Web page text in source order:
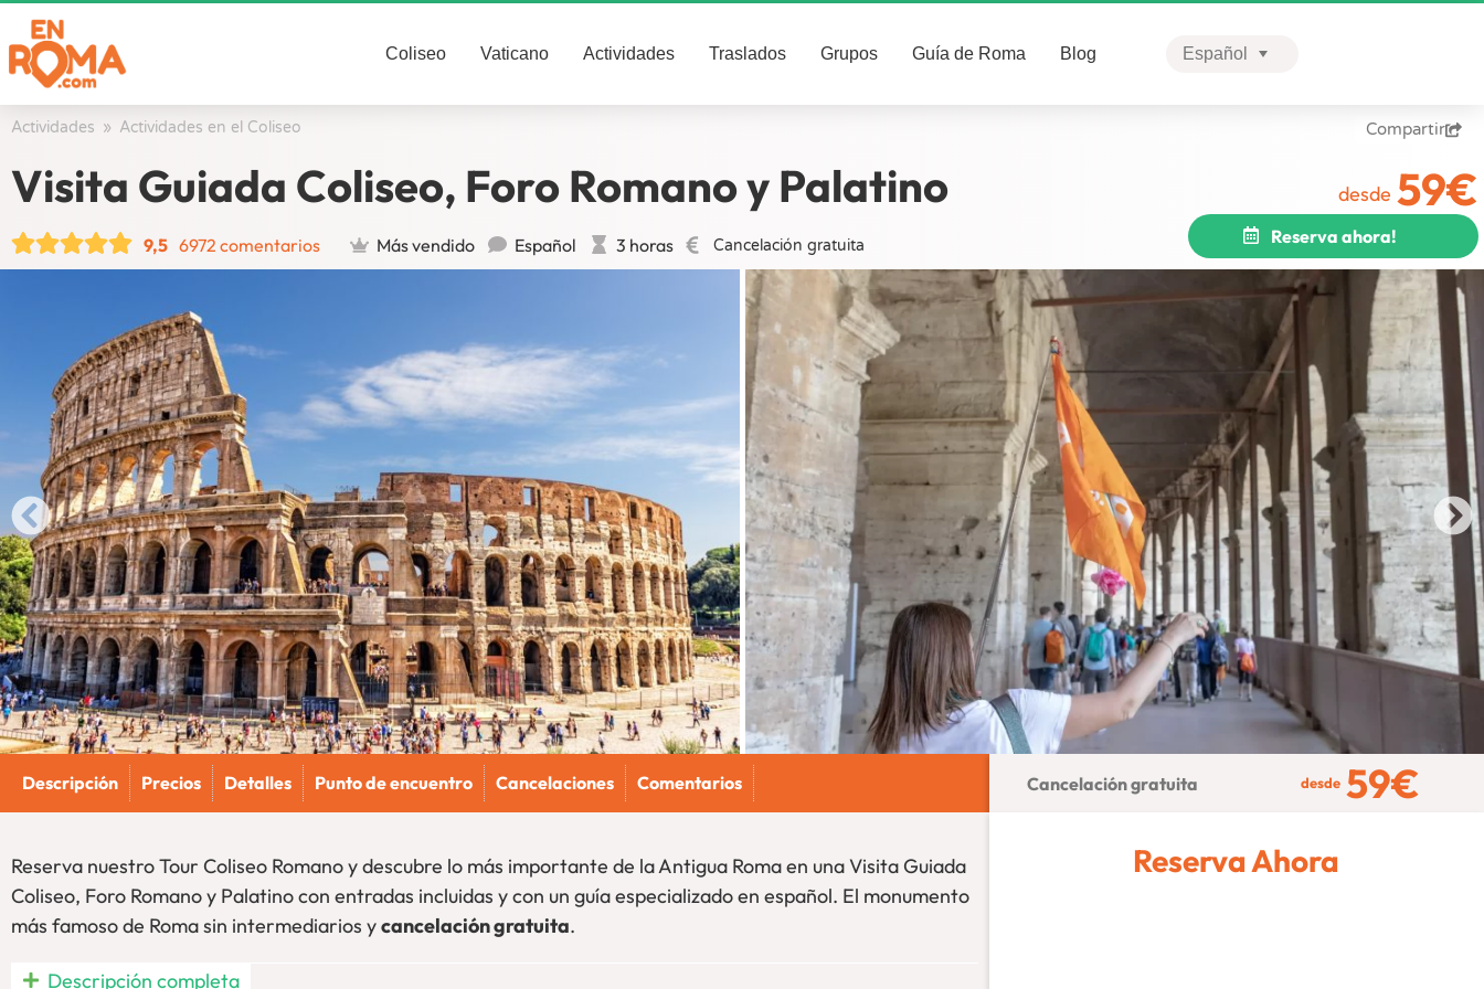
Coliseo Vaticano Actividades Traslados Grupos Guía de Roma Blog Español
Actividades / Actividades en el Coliseo
Visita Guiada Coliseo, Foro Romano y Palatino
9,5 6972 comentarios Más vendido Español 3 horas Cancelación gratuita
Compartir
Facebook
Twitter
LinkedIn
WhatsApp
Print
desde 59€
Reserva ahora!
Descripción Precios Detalles Punto de encuentro Cancelaciones Comentarios Cancelación gratuita desde 59€
Reserva nuestro Tour Coliseo Romano y descubre lo más importante de la Antigua Roma en una Visita Guiada
Coliseo, Foro Romano y Palatino con entradas incluidas y con un guía especializado en español. El monumento
más famoso de Roma sin intermediarios ycancelación gratuita.
Visita Guiada Coliseo Roma, Foro y Palatino en español a un
Descripción completa
Reserva Ahora